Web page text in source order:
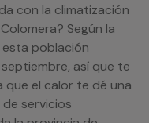
con la climatización
Según la
esta población
así que te
que el calor te dé una
servicios